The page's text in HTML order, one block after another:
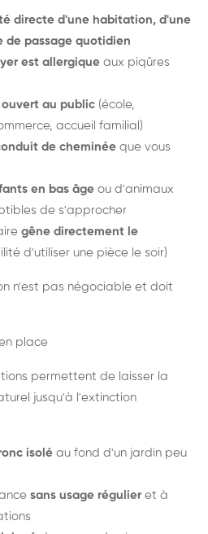
directe d'une habitation, d'une
de passage quotidien
est allergique aux piqûres
ouvert au public (école,
accueil familial)
de cheminée que vous
en bas âge ou d'animaux
de s'approcher
gêne directement le
d'utiliser une pièce le soir)
n'est pas négociable et doit
place
permettent de laisser la
jusqu'à l'extinction
isolé au fond d'un jardin peu
sans usage régulier et à